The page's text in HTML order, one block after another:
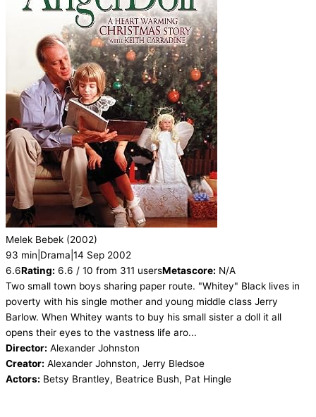
Melek Bebek (2002)
93 min Drama 14 Sep 2002
6.6Rating: 6.6 / 10 from 311 usersMetascore: N/A
Two small town boys sharing paper route. "Whitey" Black lives in
poverty with his single mother and young middle class Jerry
Barlow. When Whitey wants to buy his small sister a doll it all
opens their eyes to the vastness life aro...
Director: Alexander Johnston
Creator: Alexander Johnston, Jerry Bledsoe
Actors: Betsy Brantley, Beatrice Bush, Pat Hingle